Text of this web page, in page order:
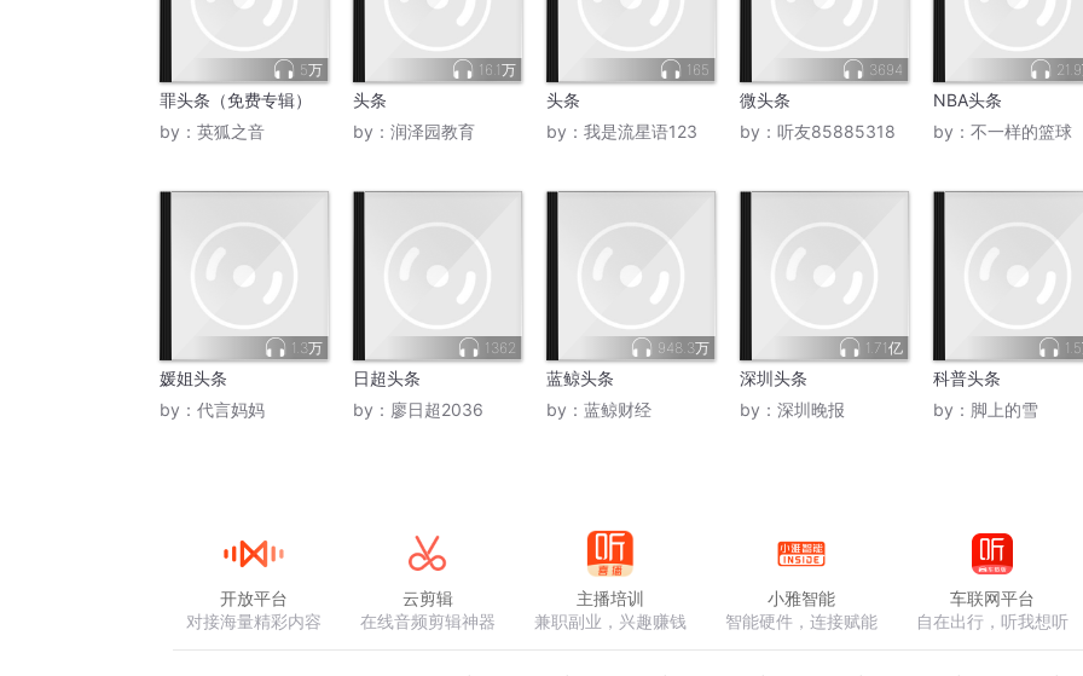
5万
罪头条（免费专辑）
by： 英狐之音
16.1万
头条
by： 润泽园教育
165
头条
by： 我是流星语123
3694
微头条
by： 听友85885318
NBA头条
by： 不一样的篮球
1.3万
媛姐头条
by： 代言妈妈
1362
日超头条
by： 廖日超2036
948.3万
蓝鲸头条
by： 蓝鲸财经
1.71亿
深圳头条
by： 深圳晚报
科普头条
by： 脚上的雪
开放平台
对接海量精彩内容
云剪辑
在线音频剪辑神器
主播培训
兼职副业，兴趣赚钱
小雅智能
智能硬件，连接赋能
车联网平台
自在出行，听我想听